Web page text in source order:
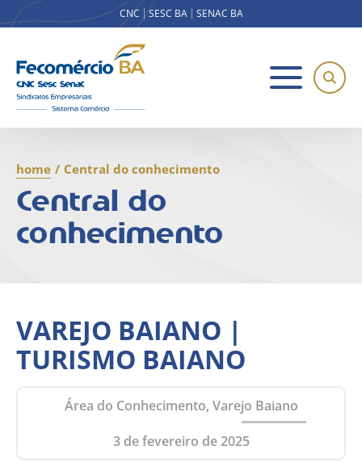
CNC SESC BA SENAC BA
home / Central do conhecimento
Central do
conhecimento
VAREJO BAIANO |
TURISMO BAIANO
Área do Conhecimento, Varejo Baiano
3 de fevereiro de 2025